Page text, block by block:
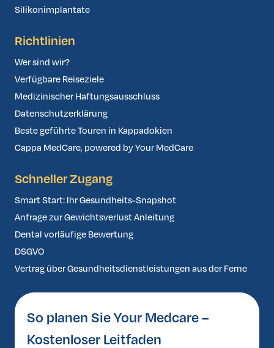
Silikonimplantate
Richtlinien
Wer sind wir?
Verfügbare Reiseziele
Medizinischer Haftungsausschluss
Datenschutzerklärung
Beste geführte Touren in Kappadokien
Cappa MedCare, powered by Your MedCare
Schneller Zugang
Smart Start: Ihr Gesundheits-Snapshot
Anfrage zur Gewichtsverlust Anleitung
Dental vorläufige Bewertung
DSGVO
Vertrag über Gesundheitsdienstleistungen aus der Ferne
So planen Sie Your Medcare –
Kostenloser Leitfaden